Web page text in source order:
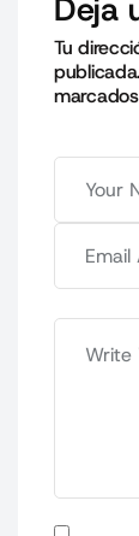
Deja
Tu
publicada.